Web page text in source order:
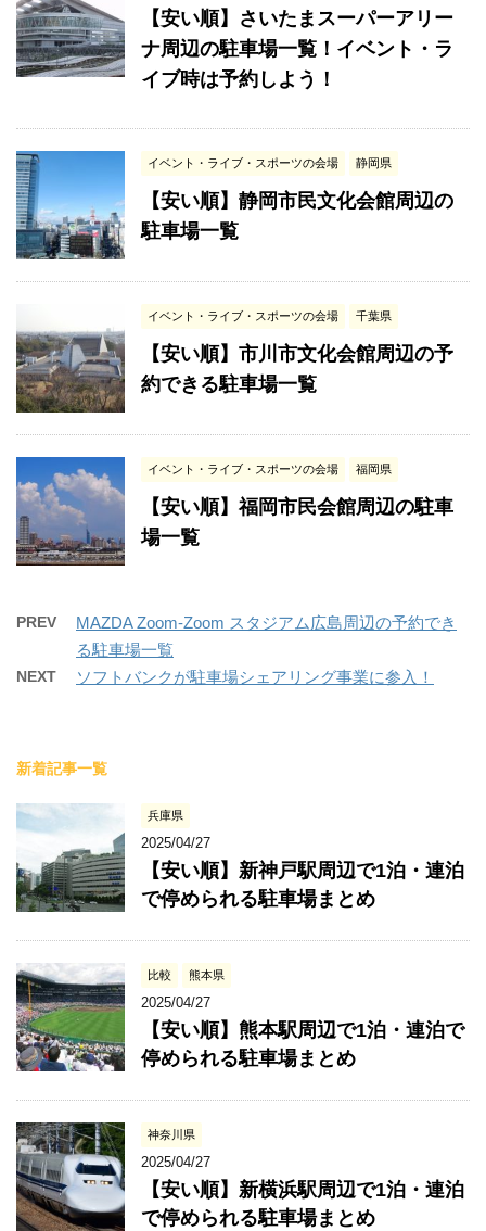
【安い順】さいたまスーパーアリー
ナ周辺の駐車場一覧！イベント・ラ
イブ時は予約しよう！
イベント・ライブ・スポーツの会場 静岡県
【安い順】静岡市民文化会館周辺の
駐車場一覧
イベント・ライブ・スポーツの会場 千葉県
【安い順】市川市文化会館周辺の予
約できる駐車場一覧
イベント・ライブ・スポーツの会場 福岡県
【安い順】福岡市民会館周辺の駐車
場一覧
PREV
MAZDA Zoom-Zoom スタジアム広島周辺の予約でき
る駐車場一覧
NEXT ソフトバンクが駐車場シェアリング事業に参入！
新着記事一覧
兵庫県
2025/04/27
【安い順】新神戸駅周辺で1泊・連泊
で停められる駐車場まとめ
比較 熊本県
2025/04/27
【安い順】熊本駅周辺で1泊・連泊で
停められる駐車場まとめ
神奈川県
2025/04/27
【安い順】新横浜駅周辺で1泊・連泊
で停められる駐車場まとめ